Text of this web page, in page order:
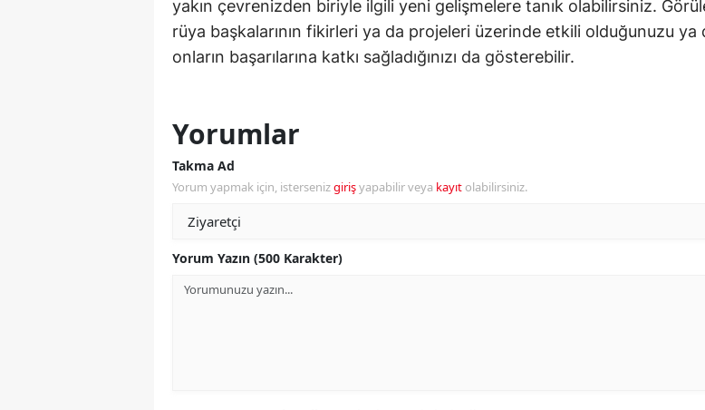
Tekirdağ
Tokat
yakın çevrenizden biriyle ilgili yeni gelişmelere tanık olabilirsiniz.
rüya başkalarının fikirleri ya da projeleri üzerinde etkili olduğunuzu ya
onların başarılarına katkı sağladığınızı da gösterebilir.
Yorumlar
Takma Ad
Yorum yapmak için, istersenizgirişyapabilir veya kayıt olabilirsiniz.
Yorum Yazın (500 Karakter)